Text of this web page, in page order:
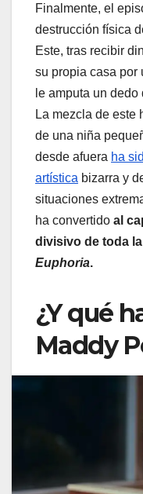
Finalmente, el
destrucción física
Este, tras recibir
su propia casa por
le amputa un
La mezcla de este
de una niña
desde afuera ha
artística bizarra y
situaciones
ha convertido al
divisivo de toda
Euphoria.
¿Y qué
Maddy